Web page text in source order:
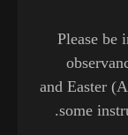
Please be
and Easter
some